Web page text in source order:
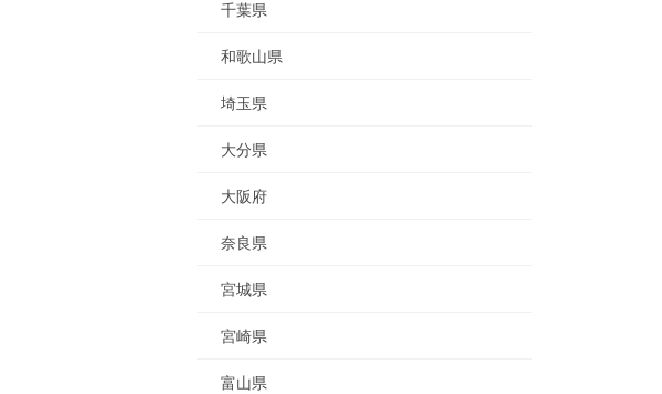
千葉県
和歌山県
埼玉県
大分県
大阪府
奈良県
宮城県
宮崎県
富山県